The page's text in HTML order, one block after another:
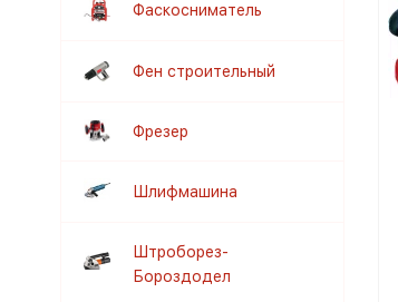
Фаскосниматель
Фен строительный
Фрезер
Шлифмашина
Штроборез-
Бороздодел